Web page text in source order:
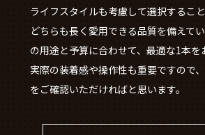
ライフスタイルも考慮して選択すること
どちらも長く愛用できる品質を備えて
の用途と予算に合わせて、最適な1本を
実際の装着感や操作性も重要ですので
をご確認いただければと思います。